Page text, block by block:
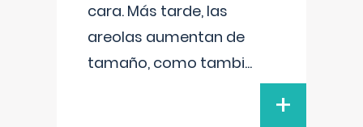
cara. Más tarde, las
areolas aumentan de
tamaño, como tambi...
+